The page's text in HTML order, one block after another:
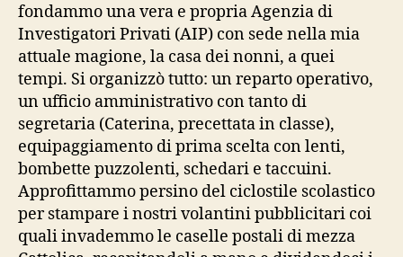
fondammo una vera e propria Agenzia di
Investigatori Privati (AIP) con sede nella mia
attuale magione, la casa dei nonni, a quei
tempi. Si organizzò tutto: un reparto operativo,
un ufficio amministrativo con tanto di
segretaria (Caterina, precettata in classe),
equipaggiamento di prima scelta con lenti,
bombette puzzolenti, schedari e taccuini.
Approfittammo persino del ciclostile scolastico
per stampare i nostri volantini pubblicitari coi
quali invademmo le caselle postali di mezza